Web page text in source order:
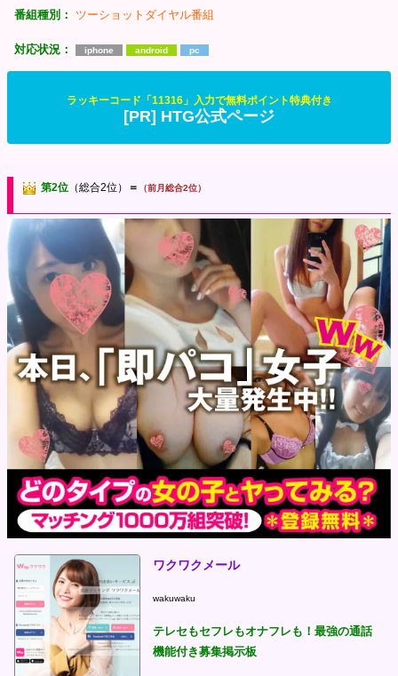
番組種別： ツーショットダイヤル番組
対応状況： iphone android pc
ラッキーコード「11316」入力で無料ポイント特典付き
[PR] HTG公式ページ
第2位 （総合2位） ＝ （前月総合2位）
ワクワクメール
wakuwaku
テレセもセフレもオナフレも！最強の通話
機能付き募集掲示板